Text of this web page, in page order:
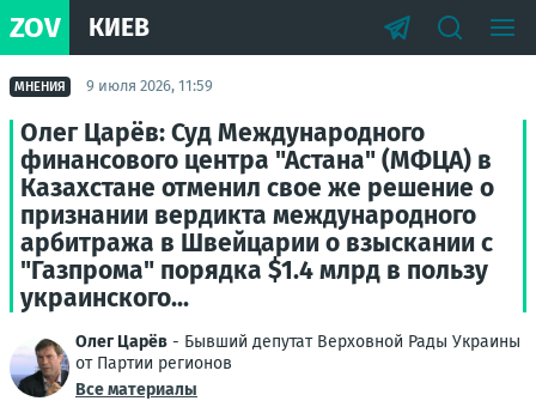
ZOV КИЕВ
МНЕНИЯ 9 июля 2026, 11:59
Олег Царёв: Суд Международного
финансового центра "Астана" (МФЦА) в
Казахстане отменил свое же решение о
признании вердикта международного
арбитража в Швейцарии о взыскании с
"Газпрома" порядка $1.4 млрд в пользу
украинского...
Олег Царёв - Бывший депутат Верховной Рады Украины
от Партии регионов
Все материалы